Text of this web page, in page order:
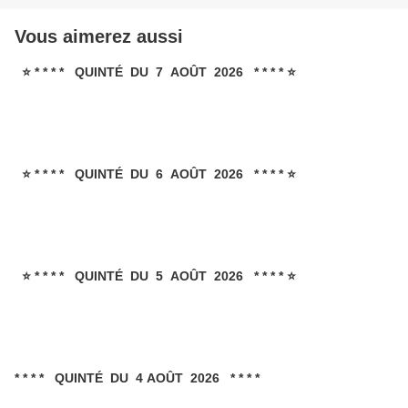
Vous aimerez aussi
⭐ * * * * QUINTÉ DU 7 AOÛT 2026 * * * * ⭐
⭐ * * * * QUINTÉ DU 6 AOÛT 2026 * * * * ⭐
⭐ * * * * QUINTÉ DU 5 AOÛT 2026 * * * * ⭐
* * * * QUINTÉ DU 4 AOÛT 2026 * * * *